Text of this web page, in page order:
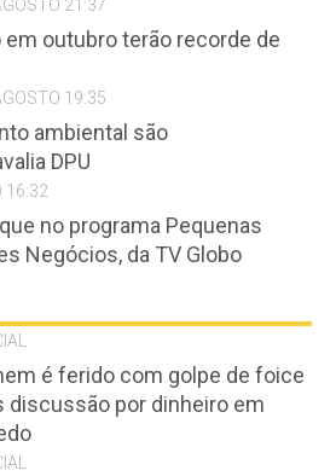
21:37
outubro terão recorde de
19:35
ambiental são
DPU
16:32
no programa Pequenas
Negócios, da TV Globo
é ferido com golpe de foice
discussão por dinheiro em